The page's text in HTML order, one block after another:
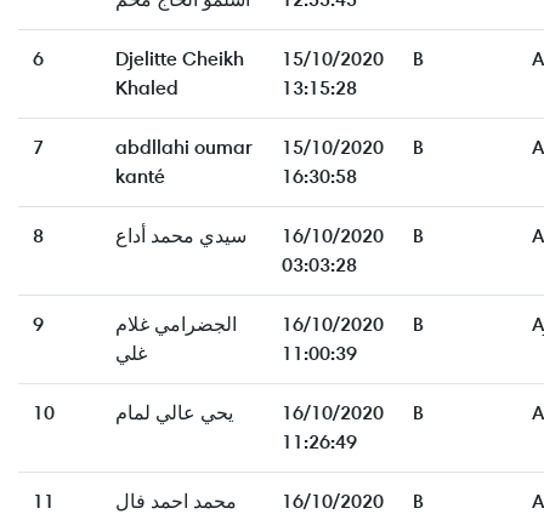
6
Djelitte Cheikh
Khaled
15/10/2020
13:15:28
B
7
abdllahi oumar
kanté
15/10/2020
16:30:58
B
8 سيدي محمد أداع
16/10/2020
03:03:28
B
9
الجضرامي غلام
غلي
16/10/2020
11:00:39
B
10 يحي عالي لمام
16/10/2020
11:26:49
B
11
محمد احمد فال
16/10/2020
B